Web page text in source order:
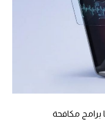
برامج مكافحة